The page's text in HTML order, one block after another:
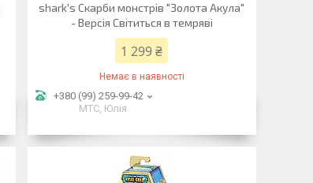
shark's Скарби монстрів "Золота Акула"
- Версія Світиться в темряві
1 299 ₴
Немає в наявності
+380 (99) 259-99-42
МТС, Юлія